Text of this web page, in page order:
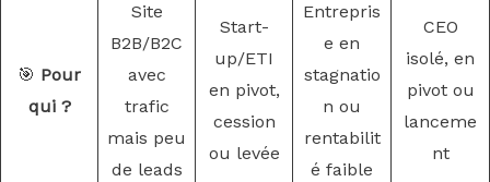
🎯 Pour
qui ?
Site
B2B/B2C
avec
trafic
mais peu
de leads
Start-
up/ETI
en pivot,
cession
ou levée
Entrepris
e en
stagnatio
n ou
rentabilit
é faible
CEO
isolé, en
pivot ou
lanceme
nt